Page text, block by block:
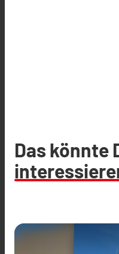
Das könnte